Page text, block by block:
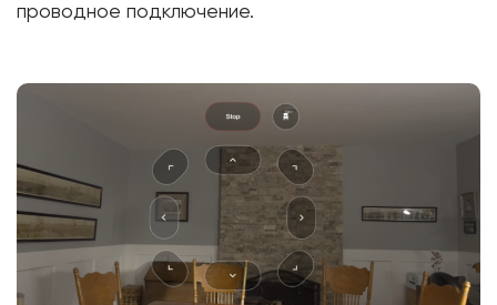
проводное подключение.